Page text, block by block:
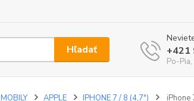
Hľadať +421
Po-
APPLE IPHONE 7 / 8 (4,7") iPhone